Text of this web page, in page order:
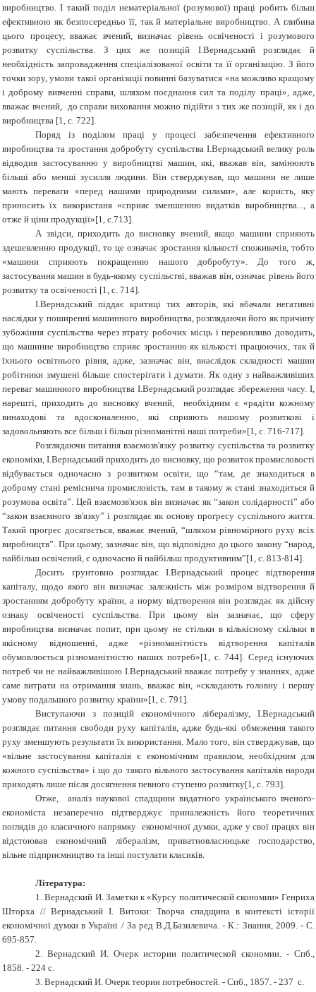
виробництво. І такий поділ нематеріальної (розумової) праці робить більш
ефективною як безпосередньо її, так й матеріальне виробництво. А глибина
цього процесу, вважає вчений, визначає рівень освіченості і розумового
розвитку суспільства. З цих же позицій І.Вернадський розглядає й
необхідність запровадження спеціалізованої освіти та її організацію. З його
точки зору, умови такої організації повинні базуватися «на можливо кращому
і доброму вивченні справи, шляхом поєднання сил та поділу праці», адже,
вважає вчений, до справи виховання можно підійти з тих же позицій, як і до
виробництва [1, с. 722].
Поряд із поділом праці у процесі забезпечення ефективного
виробництва та зростання добробуту суспільства І.Вернадський велику роль
відводив застосуванню у виробництві машин, які, вважав він, замінюють
більші або менші зусилля людини. Він стверджував, що машини не лише
мають переваги «перед нашими природними силами», але користь, яку
приносить їх використаня «сприяє зменшенню видатків виробництва..., а
отже й ціни продукції»[1, с.713].
А звідси, приходить до висновку вчений, якщо машини сприяють
здешевленню продукції, то це означає зростання кількості споживачів, тобто
«машини сприяють покращенню нашого добробуту». До того ж,
застосування машин в будь-якому суспільстві, вважав він, означає рівень його
розвитку та освіченості [1, с. 714].
І.Вернадський піддає критиці тих авторів, які вбачали негативні
наслідки у поширенні машинного виробництва, розглядаючи його як причину
зубожіння суспільства через втрату робочих місць і переконливо доводить,
що машинне виробництво сприяє зростанню як кількості працюючих, так й
їхнього освітнього рівня, адже, зазначає він, внаслідок складності машин
робітники змушені більше спостерігати і думати. Як одну з найважливіших
переваг машинного виробництва І.Вернадський розглядає збереження часу. І,
нарешті, приходить до висновку вчений, необхідним є «радіти кожному
винаходові та вдосконаленню, які сприяють нашому розвиткові і
задовольняють все більш і більш різноманітні наші потреби»[1, с. 716-717].
Розглядаючи питання взаємозв'язку розвитку суспільства та розвитку
економіки, І.Вернадський приходить до висновку, що розвиток промисловості
відбувається одночасно з розвитком освіти, що “там, де знаходиться в
доброму стані реміснича промисловість, там в такому ж стані знаходиться й
розумова освіта”. Цей взаємозв'язок він визначає як “закон солідарності” або
“закон взаємного зв'язку” і розглядає як основу прогресу суспільного життя.
Такий прогрес досягається, вважає вчений, “шляхом рівномірного руху всіх
виробництв”. При цьому, зазначає він, що відповідно до цього закону “народ,
найбільш освічений, є одночасно й найбільш продуктивним”[1, с. 813-814].
Досить ґрунтовно розглядає І.Вернадський процес відтворення
капіталу, щодо якого він визначає залежність між розміром відтворення й
зростанням добробуту країни, а норму відтворення він розглядає як дійсну
ознаку освіченості суспільства. При цьому він зазначає, що сферу
виробництва визначає попит, при цьому не стільки в кількісному скільки в
якісному відношенні, адже «різноманітність відтворення капіталів
обумовлюється різноманітністю наших потреб»[1, с. 744]. Серед існуючих
потреб чи не найважливішою І.Вернадський вважає потребу у знаннях, адже
саме витрати на отримання знань, вважає він, «складають головну і першу
умову подальшого розвитку країни»[1, с. 791].
Виступаючи з позицій економічного лібералізму, І.Вернадський
розглядає питання свободи руху капіталів, адже будь-які обмеження такого
руху зменшують результати їх використання. Мало того, він стверджував, що
«вільне застосування капіталів є економічним правилом, необхідним для
кожного суспільства» і що до такого вільного застосування капіталів народи
приходять лише після досягнення певного ступеню розвитку[1, с. 793].
Отже, аналіз наукової спадщини видатного українського вченого-
економіста незаперечно підтверджує приналежність його теоретичних
поглядів до класичного напрямку економічної думки, адже у свої працях він
відстоював економічний лібералізм, приватновласницьке господарство,
вільне підприємництво та інші постулати класиків.
Література:
1. Вернадский И. Заметки к «Курсу политической єкономии» Генриха
Шторха // Вернадський І. Витоки: Творча спадщина в контексті історії
економічної думки в Україні / За ред В.Д.Базилевича. - К.: Знання, 2009. - С.
695-857.
2. Вернадский И. Очерк истории политической єкономии. - Спб.,
1858. - 224 с.
3. Вернадский И. Очерк теории потребностей. - Спб., 1857. - 237 с.